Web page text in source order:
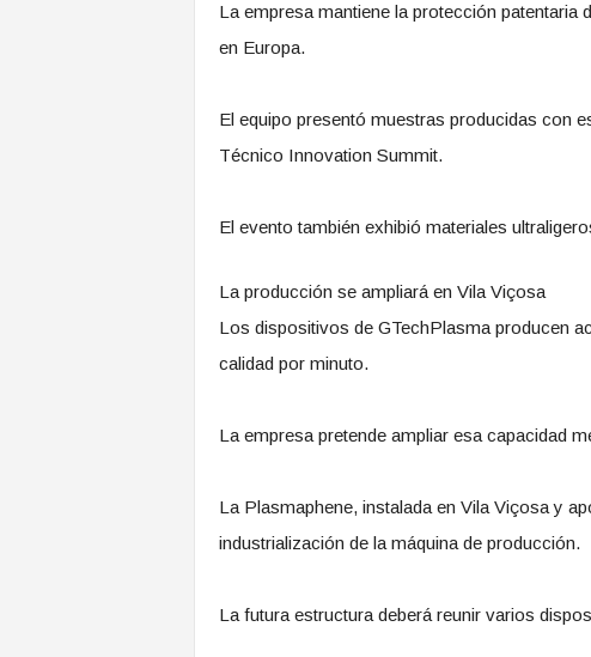
La empresa mantiene la protección
en Europa.
El equipo presentó muestras producidas con
Técnico Innovation Summit.
El evento también exhibió materiales
La producción se ampliará en Vila Viçosa
Los dispositivos de GTechPlasma producen
calidad por minuto.
La empresa pretende ampliar esa capacidad
La Plasmaphene, instalada en Vila Viçosa y
industrialización de la máquina de producción.
La futura estructura deberá reunir varios